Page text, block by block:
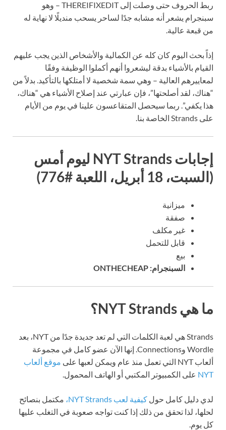
ربط الحروف حتى وصلت إلى THEREIFIXEDIT – وهو
سبنجرام يشعر أنه مشابه جدًا لساحر يسحب منديلًا لا نهاية له
من قبعة عالية.
إذاً بحث اليوم كان كله عن الكمالية والأشخاص الذين يجب عليهم
القيام بالأشياء بدقة ليشعروا أنهم أكملوا الوظيفة وفقًا
لمعاييرهم العالية – وهي سمة شخصية لا أمتلكها بالتأكيد. بدلاً من
“هناك، لقد أصلحتها”، فإن عبارتي عند إصلاح الأشياء هي “هناك،
هذا يكفي”. ربما سيحصل المتقاعسون علينا في يوم من الأيام
على Strands الخاصة بنا.
إجابات NYT Strands ليوم أمس
(السبت، 18 أبريل، اللعبة #776)
ميزانية
صفقة
غير مكلف
قابل للتحمل
بيع
السبنجرام: ONTHECHEAP
ما هي NYT Strands؟
Strands هي لعبة الكلمات التي لم تعد جديدة جدًا من NYT، بعد
Wordle وConnections. إنها الآن عضو كامل في مجموعة
ألعاب NYT التي تعمل منذ عام ويمكن لعبها على
موقع ألعاب
NYT على الكمبيوتر المكتبي أو الهاتف المحمول.
لدي دليل كامل حول كيفية لعب NYT Strands،
مكتمل بنصائح
لحلها، لذا تحقق من ذلك إذا كنت تواجه صعوبة في التغلب عليها
كل يوم.